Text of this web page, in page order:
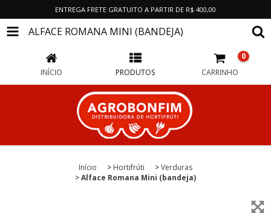
ENTREGA FRETE GRATUITO A PARTIR DE R$ 400,00
ALFACE ROMANA MINI (BANDEJA)
INÍCIO PRODUTOS CARRINHO
0
Início > Hortifrúti >Verduras
>Alface Romana Mini (bandeja)